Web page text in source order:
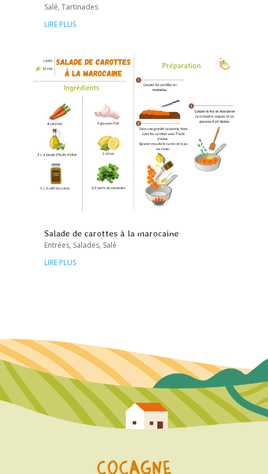
Salé, Tartinades
LIRE PLUS
Salade de carottes à la marocaine
Entrées, Salades, Salé
LIRE PLUS